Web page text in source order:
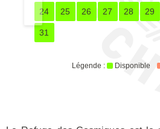
24 25 26 27 28 29
31
Légende : Disponible